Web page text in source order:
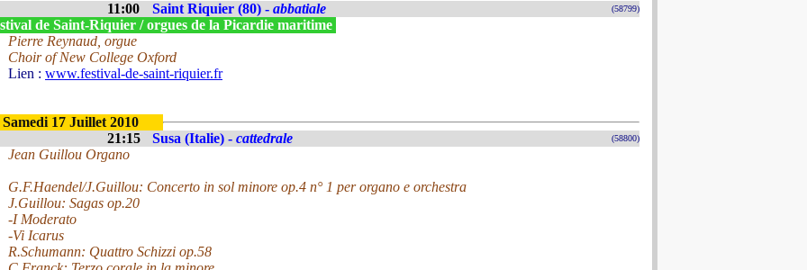
11:00 Saint Riquier (80) - abbatiale (58799)
de Saint-Riquier / orgues de la Picardie maritime
Pierre Reynaud, orgue
Choir of New College Oxford
Lien : www.festival-de-saint-riquier.fr
Samedi 17 Juillet 2010
21:15
Susa (Italie) - cattedrale (58800)
Jean Guillou Organo
G.F.Haendel/J.Guillou: Concerto in sol minore op.4 n° 1 per organo e orchestra
J.Guillou: Sagas op.20
-I Moderato
-Vi Icarus
R.Schumann: Quattro Schizzi op.58